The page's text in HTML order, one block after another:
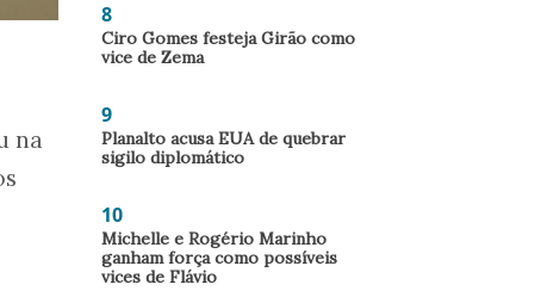
na
8
Ciro Gomes festeja Girão como
vice de Zema
9
Planalto acusa EUA de quebrar
sigilo diplomático
10
Michelle e Rogério Marinho
ganham força como possíveis
vices de Flávio